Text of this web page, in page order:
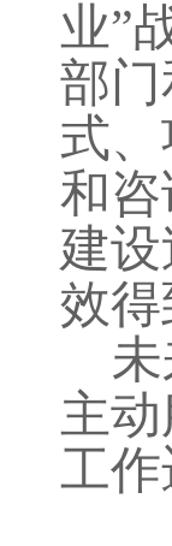
业”
部
式
和
建设
效得
主
工作